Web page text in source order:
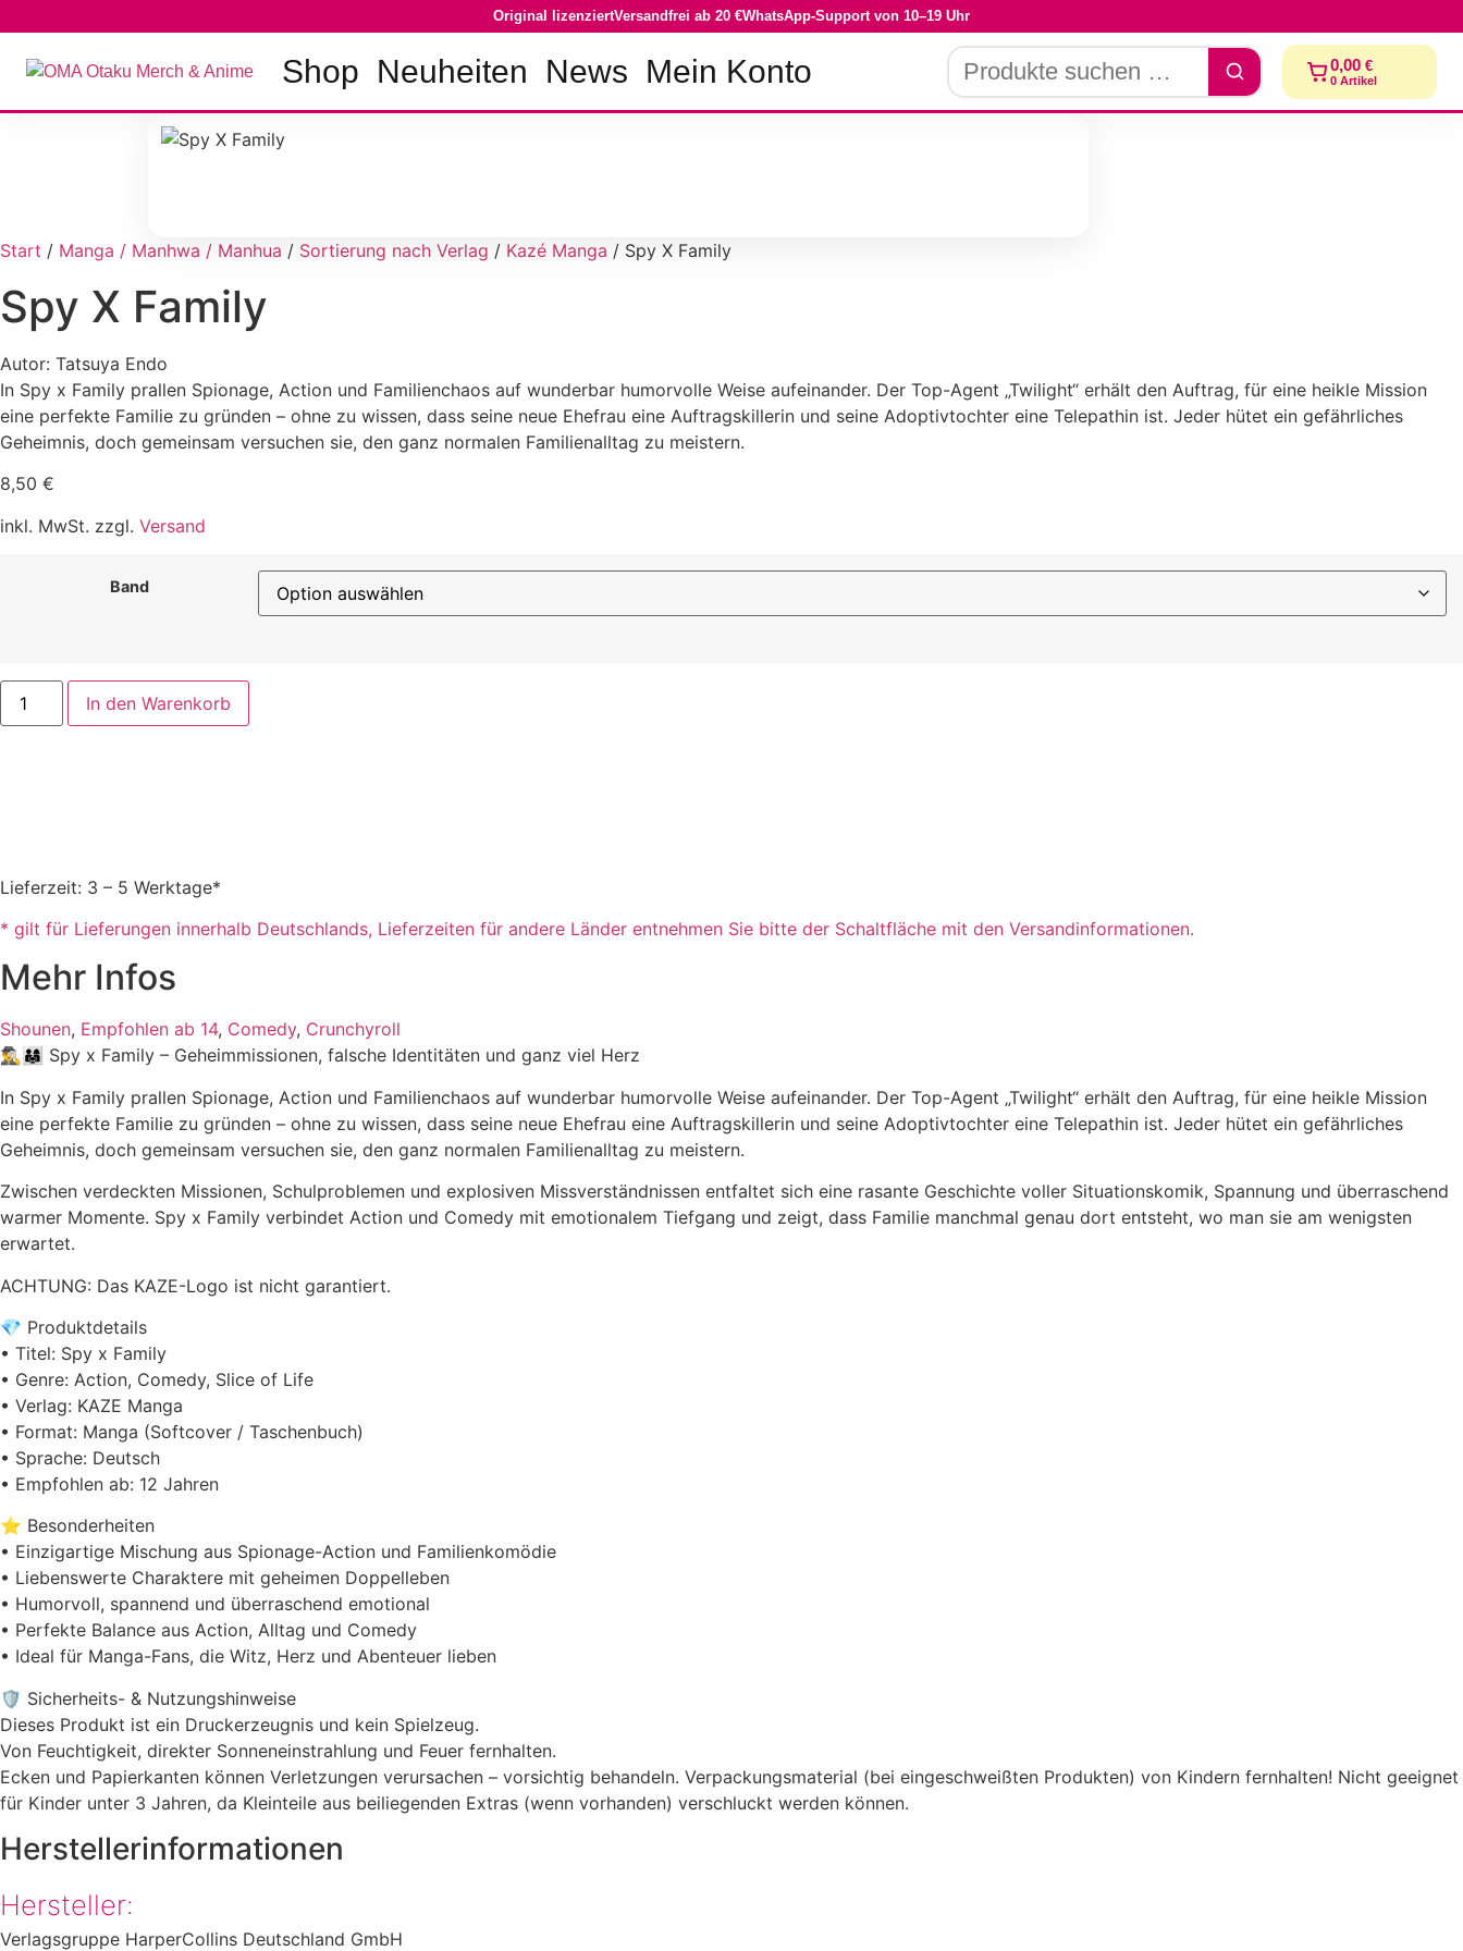
Inhalt
springen
Original lizenziertVersandfrei ab 20 €WhatsApp-Support von 10–19 Uhr
Shop Neuheiten News Mein Konto
Produkte
suchen
0,00 €
0Artikel
Start / Manga / Manhwa / Manhua / Sortierung nach Verlag / Kazé Manga / Spy X Family
Spy X Family
Autor: Tatsuya Endo
In Spy x Family prallen Spionage, Action und Familienchaos auf wunderbar humorvolle Weise aufeinander. Der Top-Agent „Twilight“ erhält den Auftrag, für eine heikle Mission
eine perfekte Familie zu gründen – ohne zu wissen, dass seine neue Ehefrau eine Auftragskillerin und seine Adoptivtochter eine Telepathin ist. Jeder hütet ein gefährliches
Geheimnis, doch gemeinsam versuchen sie, den ganz normalen Familienalltag zu meistern.
8,50 €
inkl. MwSt. zzgl. Versand
Band
Spy
Family
In den Warenkorb
Lieferzeit: 3 – 5 Werktage*
* gilt für Lieferungen innerhalb Deutschlands, Lieferzeiten für andere Länder entnehmen Sie bitte der Schaltfläche mit den Versandinformationen.
Mehr Infos
Shounen, Empfohlen ab 14, Comedy, Crunchyroll
🕵️‍♂️👨‍👩‍👧 Spy x Family – Geheimmissionen, falsche Identitäten und ganz viel Herz
In Spy x Family prallen Spionage, Action und Familienchaos auf wunderbar humorvolle Weise aufeinander. Der Top-Agent „Twilight“ erhält den Auftrag, für eine heikle Mission
eine perfekte Familie zu gründen – ohne zu wissen, dass seine neue Ehefrau eine Auftragskillerin und seine Adoptivtochter eine Telepathin ist. Jeder hütet ein gefährliches
Geheimnis, doch gemeinsam versuchen sie, den ganz normalen Familienalltag zu meistern.
Zwischen verdeckten Missionen, Schulproblemen und explosiven Missverständnissen entfaltet sich eine rasante Geschichte voller Situationskomik, Spannung und überraschend
warmer Momente. Spy x Family verbindet Action und Comedy mit emotionalem Tiefgang und zeigt, dass Familie manchmal genau dort entsteht, wo man sie am wenigsten
erwartet.
ACHTUNG: Das KAZE-Logo ist nicht garantiert.
💎 Produktdetails
• Titel: Spy x Family
• Genre: Action, Comedy, Slice of Life
• Verlag: KAZE Manga
• Format: Manga (Softcover / Taschenbuch)
• Sprache: Deutsch
• Empfohlen ab: 12 Jahren
⭐ Besonderheiten
• Einzigartige Mischung aus Spionage-Action und Familienkomödie
• Liebenswerte Charaktere mit geheimen Doppelleben
• Humorvoll, spannend und überraschend emotional
• Perfekte Balance aus Action, Alltag und Comedy
• Ideal für Manga-Fans, die Witz, Herz und Abenteuer lieben
🛡️ Sicherheits- & Nutzungshinweise
Dieses Produkt ist ein Druckerzeugnis und kein Spielzeug.
Von Feuchtigkeit, direkter Sonneneinstrahlung und Feuer fernhalten.
Ecken und Papierkanten können Verletzungen verursachen – vorsichtig behandeln. Verpackungsmaterial (bei eingeschweißten Produkten) von Kindern fernhalten! Nicht geeignet
für Kinder unter 3 Jahren, da Kleinteile aus beiliegenden Extras (wenn vorhanden) verschluckt werden können.
Herstellerinformationen
Hersteller:
Verlagsgruppe HarperCollins Deutschland GmbH